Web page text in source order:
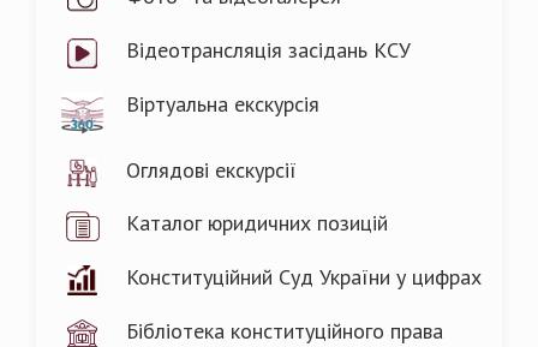
Відеотрансляція засідань КСУ
Віртуальна екскурсія
Оглядові екскурсії
Каталог юридичних позицій
Конституційний Суд України у цифрах
Бібліотека конституційного права